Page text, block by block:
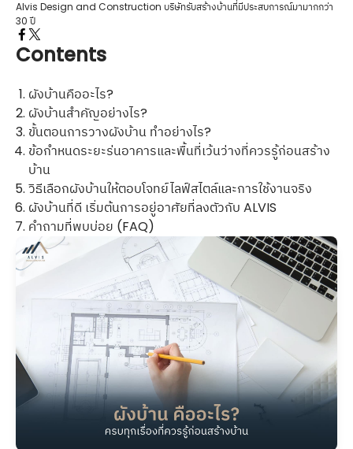
Alvis Design and Construction บริษัทรับสร้างบ้านที่มีประสบการณ์มามากกว่า
30 ปี
Contents
ผังบ้านคืออะไร?
ผังบ้านสำคัญอย่างไร?
ขั้นตอนการวางผังบ้าน ทำอย่างไร?
ข้อกำหนดระยะร่นอาคารและพื้นที่เว้นว่างที่ควรรู้ก่อนสร้าง
บ้าน
วิธีเลือกผังบ้านให้ตอบโจทย์ไลฟ์สไตล์และการใช้งานจริง
ผังบ้านที่ดี เริ่มต้นการอยู่อาศัยที่ลงตัวกับ ALVIS
คำถามที่พบบ่อย (FAQ)